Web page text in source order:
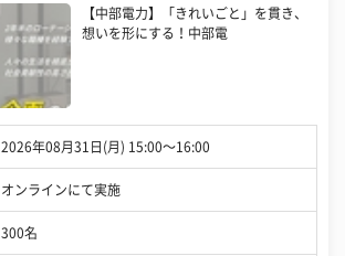
【中部電力】「きれいごと」を貫き、
想いを形にする！中部電
2026年08月31日(月) 15:00〜16:00
オンラインにて実施
300名